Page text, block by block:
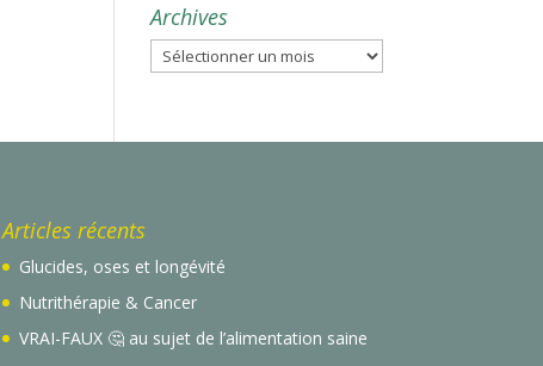
Archives
Archives
Articles récents
Glucides, oses et longévité
Nutrithérapie & Cancer
VRAI-FAUX 🤔 au sujet de l’alimentation saine